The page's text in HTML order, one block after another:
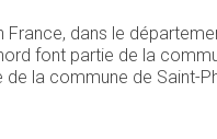
France, dans le
font partie de la
la commune de Saint-